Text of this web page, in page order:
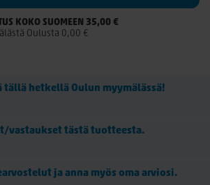
KOKO SUOMEEN 35,00 €
Oulusta 0,00 €
tällä hetkellä Oulun myymälässä!
vastaukset tästä tuotteesta.
ja anna myös oma arviosi.